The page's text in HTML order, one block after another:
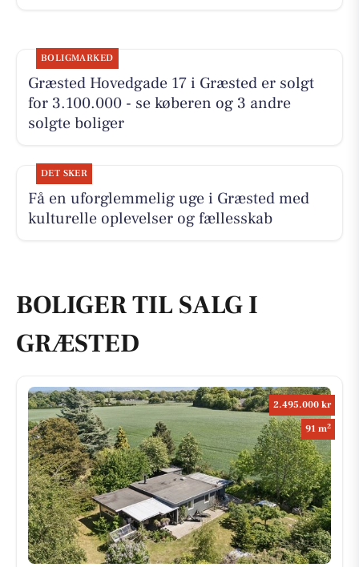
BOLIGMARKED
Græsted Hovedgade 17 i Græsted er solgt
for 3.100.000 - se køberen og 3 andre
solgte boliger
DET SKER
Få en uforglemmelig uge i Græsted med
kulturelle oplevelser og fællesskab
BOLIGER TIL SALG I
GRÆSTED
2.495.000 kr
91 m2